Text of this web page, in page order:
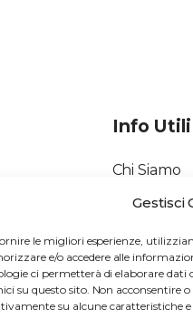
Gestisci
le migliori esperienze,
e/o accedere alle
ci permetterà di elaborare
su questo sito. Non acconsentire
su alcune caratteristiche
Info Utili
Chi Siamo
Contatti
Mappa
Privacy